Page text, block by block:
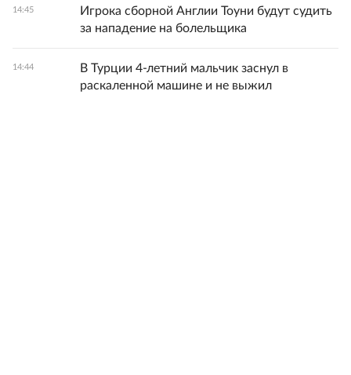
14:45
Игрока сборной Англии Тоуни будут судить
за нападение на болельщика
14:44
В Турции 4-летний мальчик заснул в
раскаленной машине и не выжил